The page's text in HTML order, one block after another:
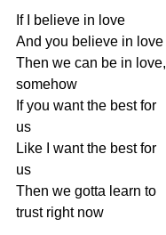
If believe in love
And you believe in love
Then we can be in love,
somehow
If you want the best for
us
Like
want the best for
us
Then we gotta learn to
trust right now